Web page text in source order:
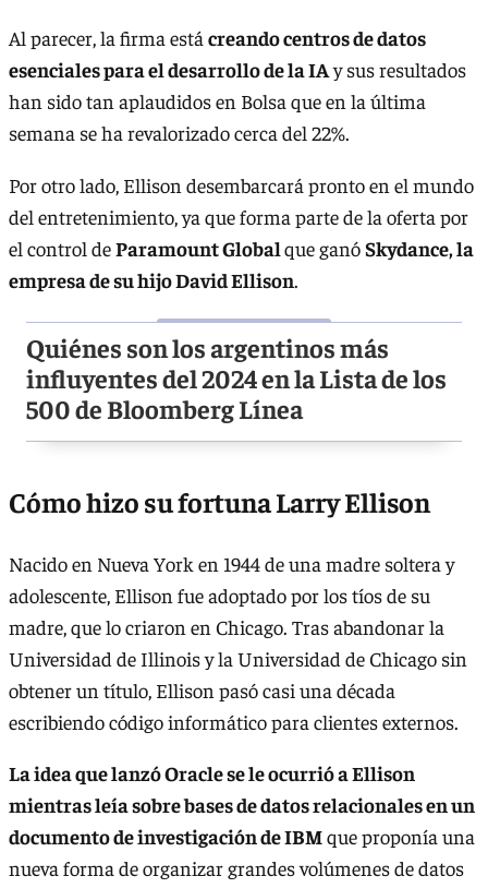
Al parecer, la firma está creando centros de datos
esenciales para el desarrollo de la IAy sus resultados
han sido tan aplaudidos en Bolsa que en la última
semana se ha revalorizado cerca del 22%.
Por otro lado, Ellison desembarcará pronto en el mundo
del entretenimiento, ya que forma parte de la oferta por
el control deParamount Globalque ganóSkydance, la
empresa de su hijo David Ellison.
Quiénes son los argentinos más
influyentes del 2024 en la Lista de los
500 de Bloomberg Línea
Cómo hizo su fortuna Larry Ellison
Nacido en Nueva York en 1944 de una madre soltera y
adolescente, Ellison fue adoptado por los tíos de su
madre, que lo criaron en Chicago. Tras abandonar la
Universidad de Illinois y la Universidad de Chicago sin
obtener un título, Ellison pasó casi una década
escribiendo código informático para clientes externos.
La idea que lanzó Oracle se le ocurrió a Ellison
mientras leía sobre bases de datos relacionales en un
documento de investigación de IBMque proponía una
nueva forma de organizar grandes volúmenes de datos